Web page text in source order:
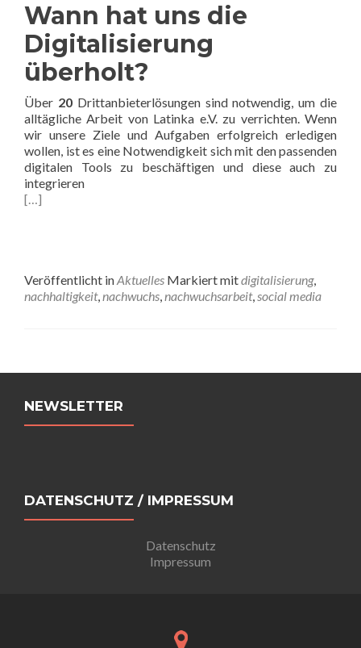
Wann hat uns die
Digitalisierung
überholt?
Über 20Drittanbieterlösungen sind notwendig, um die
alltägliche Arbeit von Latinka e.V. zu verrichten. Wenn
wir unsere Ziele und Aufgaben erfolgreich erledigen
wollen, ist es eine Notwendigkeit sich mit den passenden
digitalen Tools zu beschäftigen und diese auch zu
integrieren
[…]
Veröffentlicht inAktuelles Markiert mitdigitalisierung,
nachhaltigkeit,nachwuchs,nachwuchsarbeit,social media
Beitrags-
Navigation
NEWSLETTER
DATENSCHUTZ / IMPRESSUM
Datenschutz
Impressum